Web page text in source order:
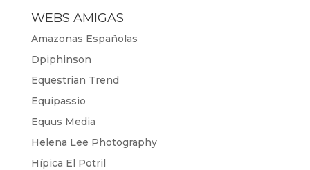
WEBS AMIGAS
Amazonas Españolas
Dpiphinson
Equestrian Trend
Equipassio
Equus Media
Helena Lee Photography
Hípica El Potril